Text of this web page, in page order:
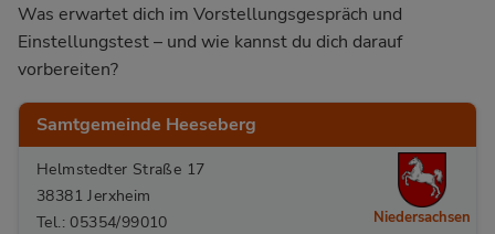
Was erwartet dich im Vorstellungsgespräch und
Einstellungstest – und wie kannst du dich darauf
vorbereiten?
Samtgemeinde Heeseberg
Helmstedter Straße 17
38381 Jerxheim
Tel.: 05354/99010
Niedersachsen